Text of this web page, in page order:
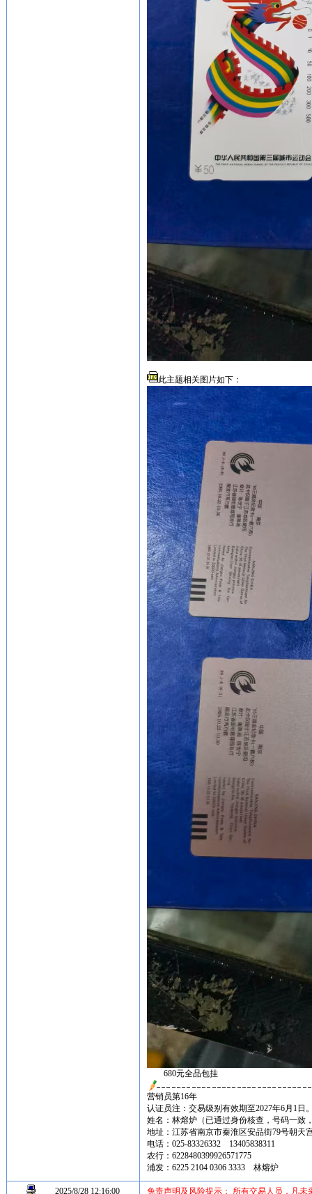
此主题相关图片如下：
680元全品包挂
营销员第16年
认证员注：交易级别有效期至2027年6月1日
姓名：林熔炉（已通过身份核查，号码一致
地址：江苏省南京市秦淮区安品街79号朝天
电话：025-83326332 13405838311
农行：6228480399926571775
浦发：6225 2104 0306 3333 林熔炉
2025/8/28 12:16:00 免责声明及风险提示： 所有交易人员，凡